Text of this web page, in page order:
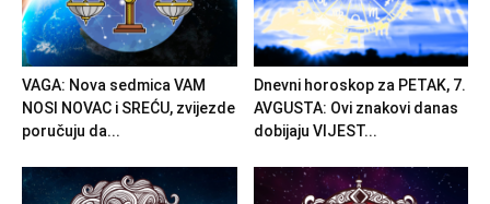
VAGA: Nova sedmica VAM
NOSI NOVAC i SREĆU, zvijezde
poručuju da...
Dnevni horoskop za PETAK, 7.
AVGUSTA: Ovi znakovi danas
dobijaju VIJEST...